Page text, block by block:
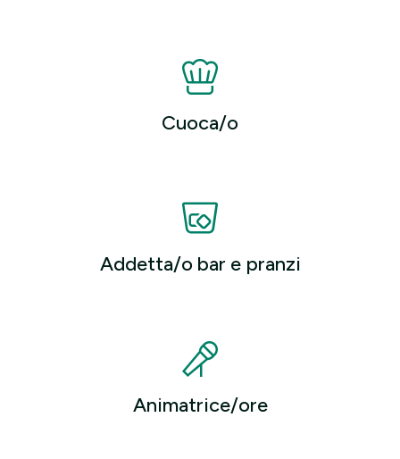
Cuoca/o
Addetta/o bar e pranzi
Animatrice/ore